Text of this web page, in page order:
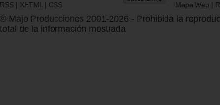
RSS | XHTML | CSS Mapa Web |
© Majo Producciones 2001-2026 - Prohibida la
total de la información mostrada